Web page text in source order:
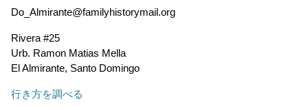
Do_Almirante@familyhistorymail.org
Rivera #25
Urb. Ramon Matias Mella
El Almirante, Santo Domingo
行き方を調べる